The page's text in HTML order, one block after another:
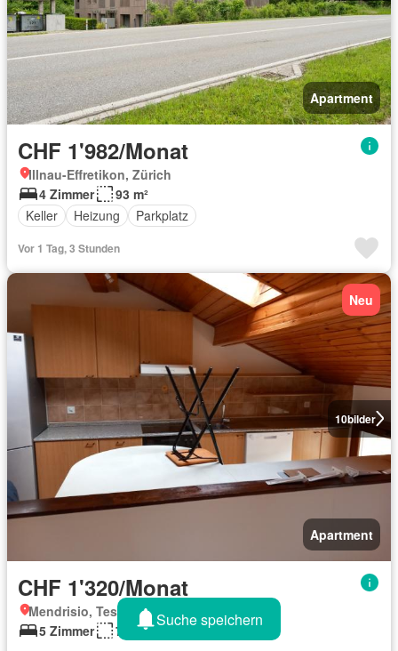
Apartment
CHF 1'982/Monat
Illnau-Effretikon, Zürich
4 Zimmer
93 m²
Keller
Heizung Parkplatz
Vor 1 Tag, 3 Stunden
10bilder
Neu
Apartment
CHF 1'320/Monat
Mendrisio, Tessin
5 Zimmer
75 m²
Suche speichern